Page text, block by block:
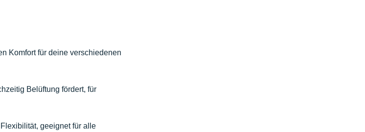
Komfort für deine verschiedenen
Belüftung fördert, für
geeignet für alle